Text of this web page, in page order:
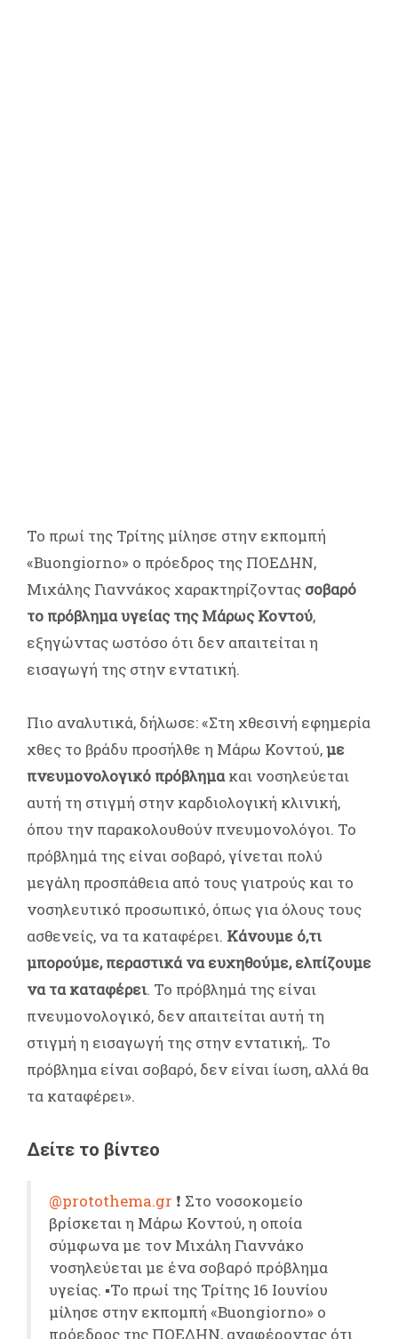
Το πρωί της Τρίτης μίλησε στην εκπομπή
«Buongiorno» ο πρόεδρος της ΠΟΕΔΗΝ,
Μιχάλης Γιαννάκος χαρακτηρίζοντας σοβαρό
το πρόβλημα υγείας της Μάρως Κοντού,
εξηγώντας ωστόσο ότι δεν απαιτείται η
εισαγωγή της στην εντατική.
Πιο αναλυτικά, δήλωσε: «Στη χθεσινή εφημερία
χθες το βράδυ προσήλθε η Μάρω Κοντού,με
πνευμονολογικό πρόβλημακαι νοσηλεύεται
αυτή τη στιγμή στην καρδιολογική κλινική,
όπου την παρακολουθούν πνευμονολόγοι. Το
πρόβλημά της είναι σοβαρό, γίνεται πολύ
μεγάλη προσπάθεια από τους γιατρούς και το
νοσηλευτικό προσωπικό, όπως για όλους τους
ασθενείς, να τα καταφέρει. Κάνουμε ό,τι
μπορούμε, περαστικά να ευχηθούμε, ελπίζουμε
να τα καταφέρει. Το πρόβλημά της είναι
πνευμονολογικό, δεν απαιτείται αυτή τη
στιγμή η εισαγωγή της στην εντατική,. Το
πρόβλημα είναι σοβαρό, δεν είναι ίωση, αλλά θα
τα καταφέρει».
Δείτε το βίντεο
@protothema.gr ❗️ Στο νοσοκομείο
βρίσκεται η Μάρω Κοντού, η οποία
σύμφωνα με τον Μιχάλη Γιαννάκο
νοσηλεύεται με ένα σοβαρό πρόβλημα
υγείας. ▪️Το πρωί της Τρίτης 16 Ιουνίου
μίλησε στην εκπομπή «Buongiorno» ο
πρόεδρος της ΠΟΕΔΗΝ, αναφέροντας ότι